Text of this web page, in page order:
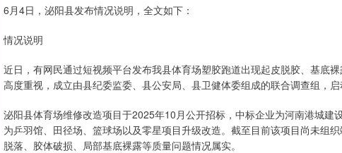
6月4日，泌阳县发布情况说明，全文如下：
情况说明
近日，有网民通过短视频平台发布我县体育场塑胶跑道出现起皮脱胶、基底
高度重视，成立由县纪委监委、县公安局、县卫健体委组成的联合调查组，
泌阳县体育场维修改造项目于2025年10月公开招标，中标企业为河南港城
为乒羽馆、田径场、篮球场以及零星项目升级改造。截至目前该项目尚未组
脱落、胶体破损、局部基底裸露等质量问题情况属实。